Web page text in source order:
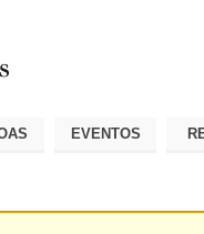
EVENTOS